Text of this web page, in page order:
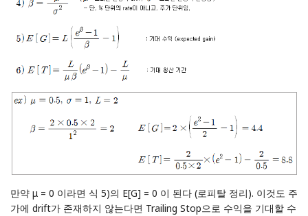
만약 μ = 0 이라면 식 5)의 E[G] = 0 이 된다 (로피탈 정리). 이것도 주
가에 drift가 존재하지 않는다면 Trailing Stop으로 수익을 기대할 수